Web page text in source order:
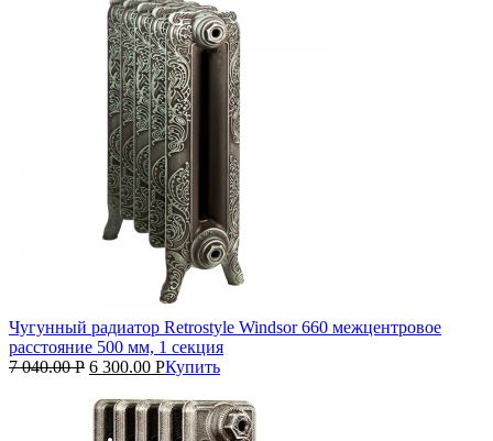
Чугунный радиатор Retrostyle Windsor 660 межцентровое
расстояние 500 мм, 1 секция
7 040.00Р 6 300.00 РКупить